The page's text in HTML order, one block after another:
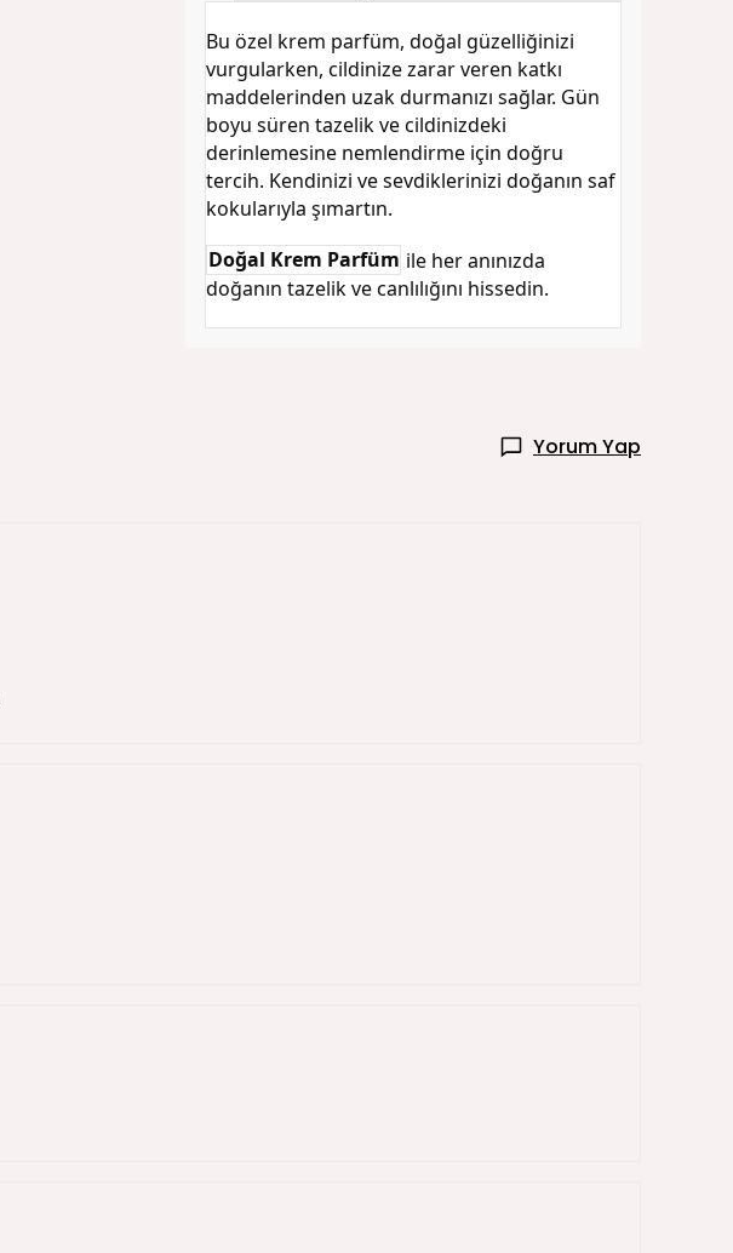
Bu özel krem parfüm, doğal güzelliğinizi
vurgularken, cildinize zarar veren katkı
maddelerinden uzak durmanızı sağlar. Gün
boyu süren tazelik ve cildinizdeki
derinlemesine nemlendirme için doğru
tercih. Kendinizi ve sevdiklerinizi doğanın saf
kokularıyla şımartın.
Doğal Krem Parfüm ile her anınızda
doğanın tazelik ve canlılığını hissedin.
Yorum Yap